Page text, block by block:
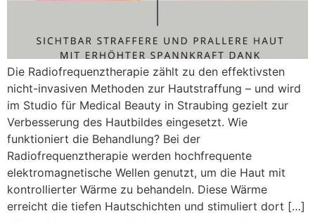
Die Radiofrequenztherapie zählt zu den effektivsten
nicht-invasiven Methoden zur Hautstraffung – und wird
im Studio für Medical Beauty in Straubing gezielt zur
Verbesserung des Hautbildes eingesetzt. Wie
funktioniert die Behandlung? Bei der
Radiofrequenztherapie werden hochfrequente
elektromagnetische Wellen genutzt, um die Haut mit
kontrollierter Wärme zu behandeln. Diese Wärme
erreicht die tiefen Hautschichten und stimuliert dort […]